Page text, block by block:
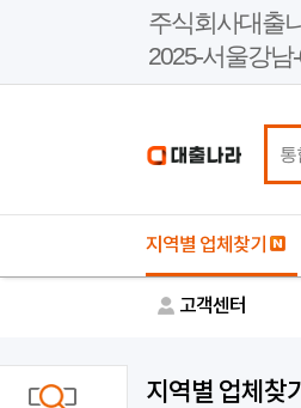
주식회사대출
2025-서울강남
지역별 업체찾기
고객센터
지역별 업체찾기